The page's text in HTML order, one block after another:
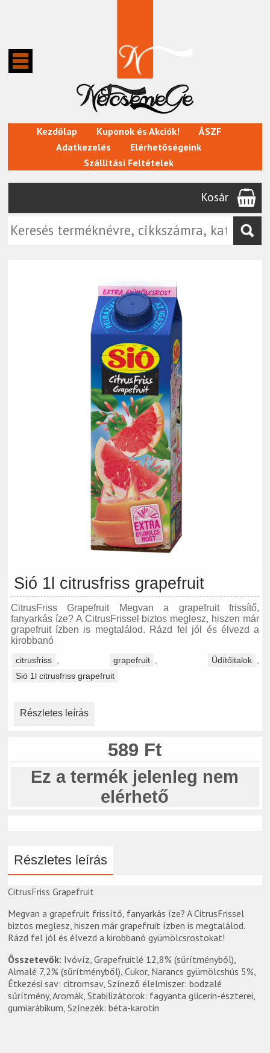
Kezdőlap Kuponok és Akciók!
ÁSZF
Adatkezelés
Elérhetőségeink
Szállítási Feltételek
Kosár
Sió 1l citrusfriss grapefruit
CitrusFriss Grapefruit Megvan a grapefruit frissítő,
fanyarkás íze? A CitrusFrissel biztos meglesz, hiszen már
grapefruit ízben is megtalálod. Rázd fel jól és élvezd a
kirobbanó
citrusfriss grapefruit Üdítőitalok
Sió 1l citrusfriss grapefruit
Részletes leírás
589 Ft
Ez a termék jelenleg nem
elérhető
Részletes leírás
CitrusFriss Grapefruit
Megvan a grapefruit frissítő, fanyarkás íze? A CitrusFrissel
biztos meglesz, hiszen már grapefruit ízben is megtalálod.
Rázd fel jól és élvezd a kirobbanó gyümölcsrostokat!
Összetevők: Ivóvíz, Grapefruitlé 12,8% (sűrítményből),
Almalé 7,2% (sűrítményből), Cukor, Narancs gyümölcshús 5%,
Étkezési sav: citromsav, Színező élelmiszer: bodzalé
sűrítmény, Aromák, Stabilizátorok: fagyanta glicerin-észterei,
gumiarábikum, Színezék: béta-karotin